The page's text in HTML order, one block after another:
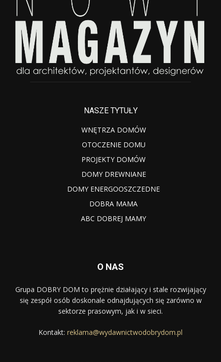
NASZE TYTUŁY
WNĘTRZA DOMÓW
OTOCZENIE DOMU
PROJEKTY DOMÓW
DOMY DREWNIANE
DOMY ENERGOOSZCZEDNE
DOBRA MAMA
ABC DOBREJ MAMY
O NAS
Grupa DOBRY DOM to prężnie działający i stale rozwijający
się zespół osób doskonale odnajdujących się zarówno w
sektorze prasowym, jak i w sieci.
Kontakt: reklama@wydawnictwodobrydom.pl